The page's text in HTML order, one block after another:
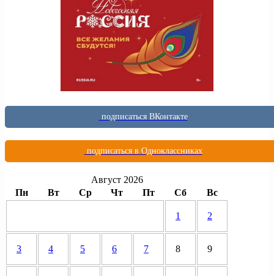
подписаться ВКонтакте
подписаться в Одноклассниках
Август 2026
Пн
Вт Ср Чт Пт Сб Вс
1 2
3 4 5 6 7 8 9